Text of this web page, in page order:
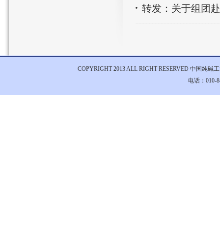
转发：关于组团
COPYRIGHT 2013 ALL RIGHT RESERVED 中国纯碱
电话：010-